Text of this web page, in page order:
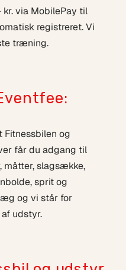
via MobilePay til
registreret. Vi
træning.
Fitnessbilen og
får du adgang til
slagsække,
sprit og
og vi står for
udstyr.